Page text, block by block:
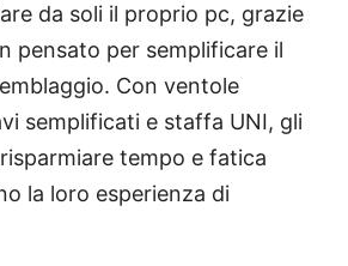
da soli il proprio pc, grazie
pensato per semplificare il
Con ventole
semplificati e staffa UNI, gli
tempo e fatica
la loro esperienza di